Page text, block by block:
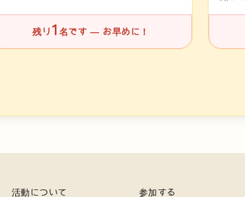
残り 1 名です — お早めに！
活動について 参加する